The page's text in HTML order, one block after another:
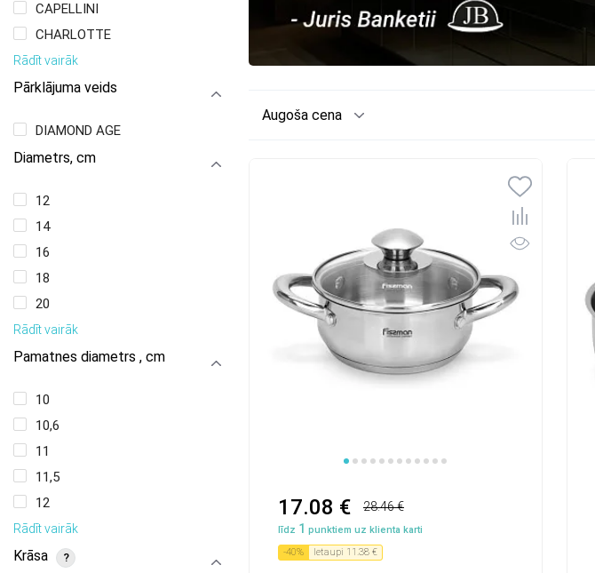
CAPELLINI
CHARLOTTE
Rādīt vairāk
Pārklājuma veids
DIAMOND AGE
Diametrs, сm
12
14
16
18
20
Rādīt vairāk
Pamatnes diametrs , cm
10
10,6
11
11,5
12
Rādīt vairāk
Krāsa ?
Augoša cena
17.08 € 28.46 €
līdz 1 punktiem uz klienta karti
-40% Ietaupi 11.38 €